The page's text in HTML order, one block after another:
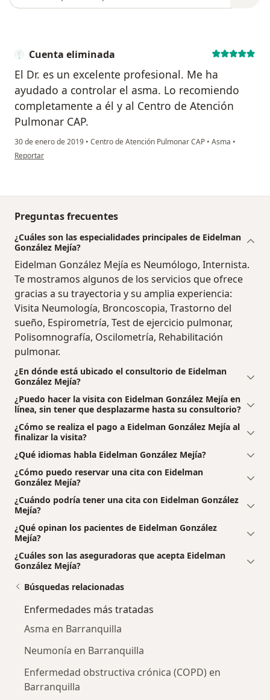
Cuenta eliminada
El Dr. es un excelente profesional. Me ha
ayudado a controlar el asma. Lo recomiendo
completamente a él y al Centro de Atención
Pulmonar CAP.
30 de enero de 2019 • Centro de Atención Pulmonar CAP • Asma •
en opinión del usuario Cuenta eliminada
Reportar
Preguntas frecuentes
¿Cuáles son las especialidades principales de Eidelman
González Mejía?
Eidelman González Mejía es Neumólogo, Internista.
Te mostramos algunos de los servicios que ofrece
gracias a su trayectoria y su amplia experiencia:
Visita Neumología, Broncoscopia, Trastorno del
sueño, Espirometría, Test de ejercicio pulmonar,
Polisomnografía, Oscilometría, Rehabilitación
pulmonar.
¿En dónde está ubicado el consultorio de Eidelman
González Mejía?
¿Puedo hacer la visita con Eidelman González Mejía en
línea, sin tener que desplazarme hasta su consultorio?
¿Cómo se realiza el pago a Eidelman González Mejía al
finalizar la visita?
¿Qué idiomas habla Eidelman González Mejía?
¿Cómo puedo reservar una cita con Eidelman
González Mejía?
¿Cuándo podría tener una cita con Eidelman González
Mejía?
¿Qué opinan los pacientes de Eidelman González
Mejía?
¿Cuáles son las aseguradoras que acepta Eidelman
González Mejía?
Búsquedas relacionadas
Enfermedades más tratadas
Asma en Barranquilla
Neumonía en Barranquilla
Enfermedad obstructiva crónica (COPD) en
Barranquilla